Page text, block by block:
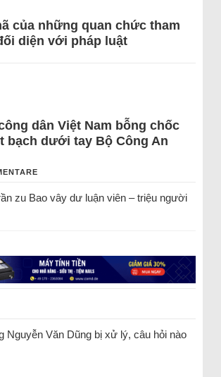
của những quan chức tham
diện với pháp luật
dân Việt Nam bỗng chốc
bạch dưới tay Bộ Công An
zu Bao vây dư luận viên – triệu người
Nguyễn Văn Dũng bị xử lý, câu hỏi nào